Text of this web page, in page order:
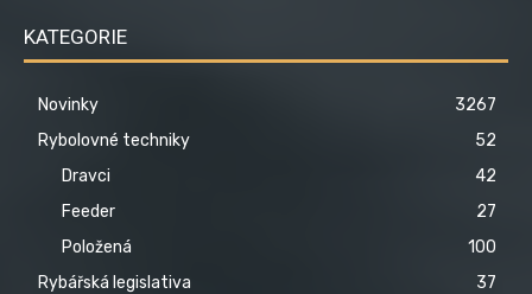
KATEGORIE
Novinky
3267
Rybolovné techniky
52
Dravci
42
Feeder
27
Položená
100
Rybářská legislativa
37